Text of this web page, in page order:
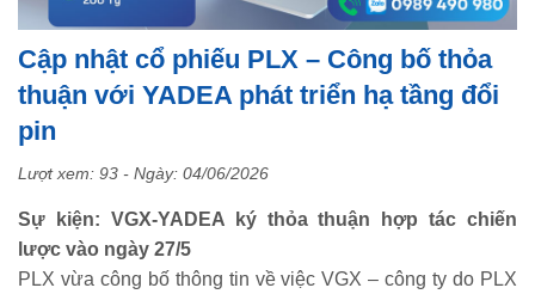
Cập nhật cổ phiếu PLX – Công bố thỏa
thuận với YADEA phát triển hạ tầng đổi
pin
Lượt xem: 93 - Ngày: 04/06/2026
Sự kiện: VGX-YADEA ký thỏa thuận hợp tác chiến
lược vào ngày 27/5
PLX vừa công bố thông tin về việc VGX – công ty do PLX